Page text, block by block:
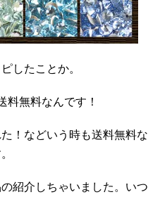
したことか。
料無料なんです！
！などいう時も送料無料な
紹介しちゃいました。いつ